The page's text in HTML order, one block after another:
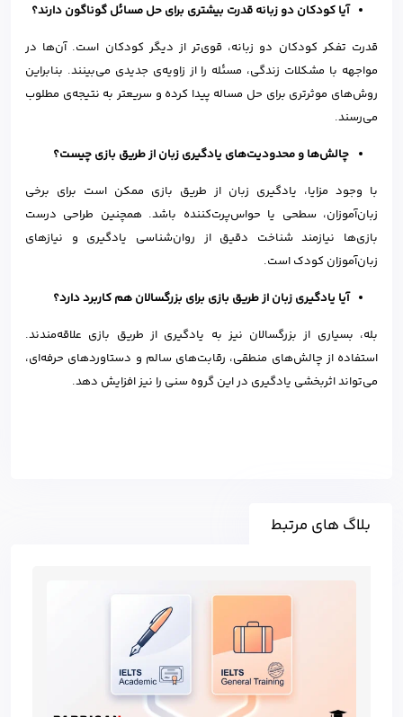
آیا کودکان دو زبانه قدرت بیشتری برای حل مسائل گوناگون دارند؟
قدرت تفکر کودکان دو زبانه، قوی‌تر از دیگر کودکان است. آن‌ها در
مواجهه با مشکلات زندگی، مسئله را از زاویه‌ی جدیدی می‌بینند. بنابراین
روش‌های موثرتری برای حل مساله پیدا کرده و سریعتر به نتیجه‌ی مطلوب
می‌رسند.
چالش‌ها و محدودیت‌های یادگیری زبان از طریق بازی چیست؟
با وجود مزایا، یادگیری زبان از طریق بازی ممکن است برای برخی
زبان‌آموزان، سطحی یا حواس‌پرت‌کننده باشد. همچنین طراحی درست
بازی‌ها نیازمند شناخت دقیق از روان‌شناسی یادگیری و نیازهای
زبان‌آموزان کودک است.
آیا یادگیری زبان از طریق بازی برای بزرگسالان هم کاربرد دارد؟
بله، بسیاری از بزرگسالان نیز به یادگیری از طریق بازی علاقه‌مندند.
استفاده از چالش‌های منطقی، رقابت‌های سالم و دستاوردهای حرفه‌ای،
می‌تواند اثربخشی یادگیری در این گروه سنی را نیز افزایش دهد.
بلاگ های مرتبط